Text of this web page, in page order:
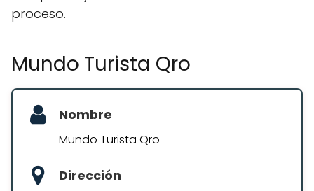
proceso.
Mundo Turista Qro
Nombre
Mundo Turista Qro
Dirección